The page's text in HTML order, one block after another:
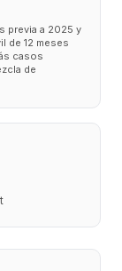
previa a 2025 y
de 12 meses
casos
de